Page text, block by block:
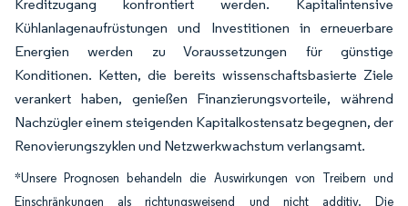
Kreditzugang konfrontiert werden. Kapitalintensive
Kühlanlagenaufrüstungen und Investitionen in erneuerbare
Energien werden zu Voraussetzungen für günstige
Konditionen. Ketten, die bereits wissenschaftsbasierte Ziele
verankert haben, genießen Finanzierungsvorteile, während
Nachzügler einem steigenden Kapitalkostensatz begegnen, der
Renovierungszyklen und Netzwerkwachstum verlangsamt.
*Unsere Prognosen behandeln die Auswirkungen von Treibern und
Einschränkungen als richtungsweisend und nicht additiv. Die